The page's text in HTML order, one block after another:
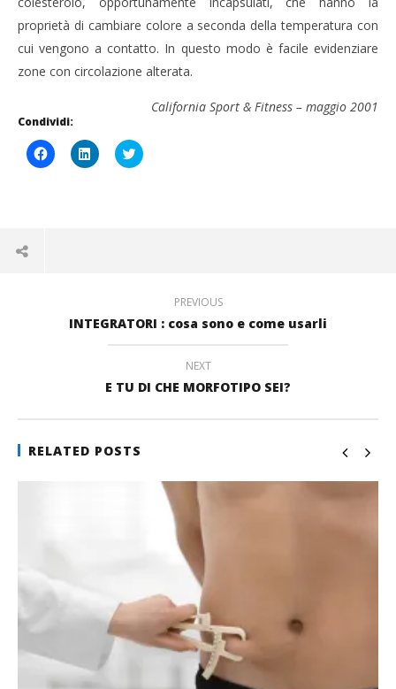
proprietà di cambiare colore a seconda della temperatura con
cui vengono a contatto. In questo modo è facile evidenziare
zone con circolazione alterata.
California Sport & Fitness – maggio 2001
Condividi:
Fai
clic
Fai
clic
Click
to
PREVIOUS
INTEGRATORI : cosa sono e come usarli
NEXT
E TU DI CHE MORFOTIPO SEI?
RELATED POSTS